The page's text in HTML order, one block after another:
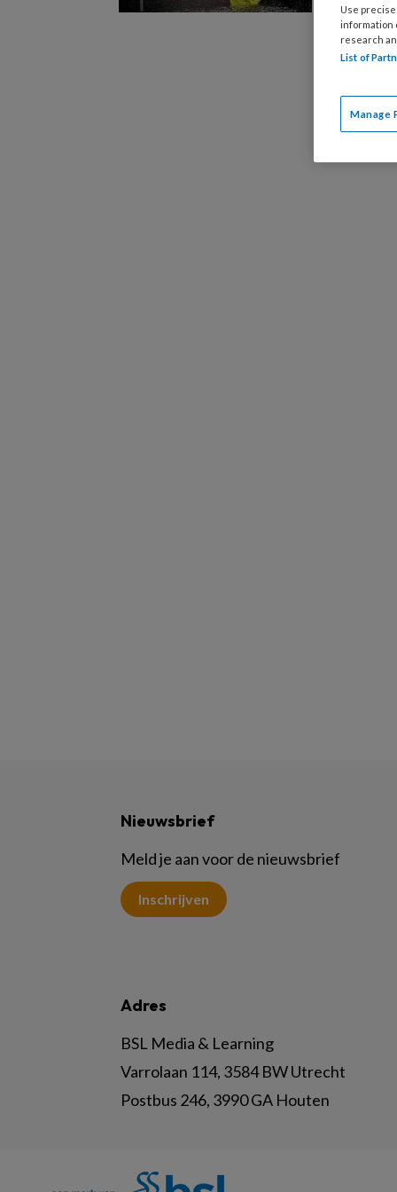
Nieuwsbrief
Meld je aan voor de nieuwsbrief
Inschrijven
Adres
BSL Media & Learning
Varrolaan 114, 3584 BW Utrecht
Postbus 246, 3990 GA Houten
Use
information
research
List of
Manage